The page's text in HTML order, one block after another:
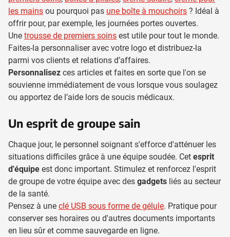
les mains ou pourquoi pas une boîte à mouchoirs ? Idéal à
offrir pour, par exemple, les journées portes ouvertes.
Une trousse de premiers soins est utile pour tout le monde.
Faites-la personnaliser avec votre logo et distribuez-la
parmi vos clients et relations d’affaires.
Personnalisez ces articles et faites en sorte que l'on se
souvienne immédiatement de vous lorsque vous soulagez
ou apportez de l’aide lors de soucis médicaux.
Un esprit de groupe sain
Chaque jour, le personnel soignant s'efforce d'atténuer les
situations difficiles grâce à une équipe soudée. Cet esprit
d'équipe est donc important. Stimulez et renforcez l'esprit
de groupe de votre équipe avec des gadgets liés au secteur
de la santé.
Pensez à une clé USB sous forme de gélule. Pratique pour
conserver ses horaires ou d'autres documents importants
en lieu sûr et comme sauvegarde en ligne.